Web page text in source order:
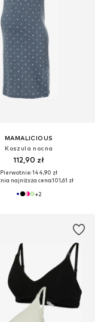
MAMALICIOUS
Koszula nocna
112,90 zł
Pierwotnie: 144,90 zł
najniższa cena:101,61 zł
+2